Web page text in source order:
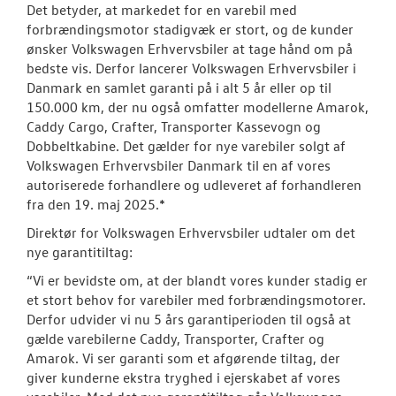
Det betyder, at markedet for en varebil med
forbrændingsmotor stadigvæk er stort, og de kunder
ønsker Volkswagen Erhvervsbiler at tage hånd om på
bedste vis. Derfor lancerer Volkswagen Erhvervsbiler i
Danmark en samlet garanti på i alt 5 år eller op til
150.000 km, der nu også omfatter modellerne Amarok,
Caddy Cargo, Crafter, Transporter Kassevogn og
Dobbeltkabine. Det gælder for nye varebiler solgt af
Volkswagen Erhvervsbiler Danmark til en af vores
autoriserede forhandlere og udleveret af forhandleren
fra den 19. maj 2025.*
Direktør for Volkswagen Erhvervsbiler udtaler om det
nye garantitiltag:
“Vi er bevidste om, at der blandt vores kunder stadig er
et stort behov for varebiler med forbrændingsmotorer.
Derfor udvider vi nu 5 års garantiperioden til også at
gælde varebilerne Caddy, Transporter, Crafter og
Amarok. Vi ser garanti som et afgørende tiltag, der
giver kunderne ekstra tryghed i ejerskabet af vores